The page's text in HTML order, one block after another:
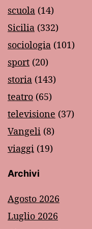
scuola (14)
Sicilia (332)
sociologia (101)
sport (20)
storia (143)
teatro (65)
televisione (37)
Vangeli (8)
viaggi (19)
Archivi
Agosto 2026
Luglio 2026